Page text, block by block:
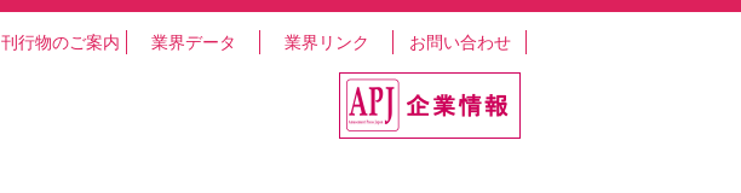
刊行物のご案内 業界データ 業界リンク お問い合わせ